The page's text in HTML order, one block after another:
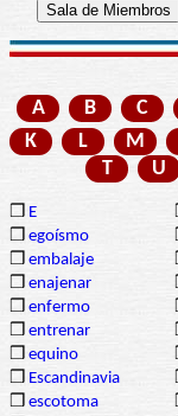
A B C
K
L M
T
U
❒ E
❒ egoísmo
❒ embalaje
❒ enajenar
❒ enfermo
❒ entrenar
❒ equino
❒ Escandinavia
❒ escotoma